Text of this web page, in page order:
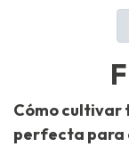
Cómo cultivar
perfecta para